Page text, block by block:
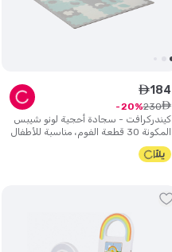
كيندركرافت - سجادة أحجية لونو شيبس
المكونة 30 قطعة الفوم، مناسبة للأطفال
عمر 0 ​​سنة فما فوق - لون نعناعي
ê184
ê
230
20